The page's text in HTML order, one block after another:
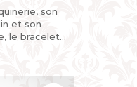
son
et son
le bracelet
et